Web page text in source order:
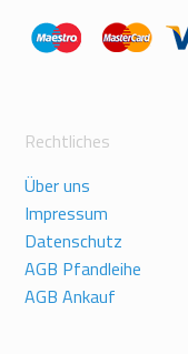
Rechtliches
Über uns
Impressum
Datenschutz
AGB Pfandleihe
AGB Ankauf